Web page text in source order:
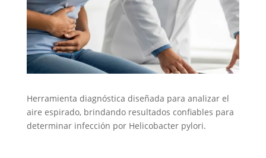
Herramienta diagnóstica diseñada para analizar el
aire espirado, brindando resultados confiables para
determinar infección por Helicobacter pylori.